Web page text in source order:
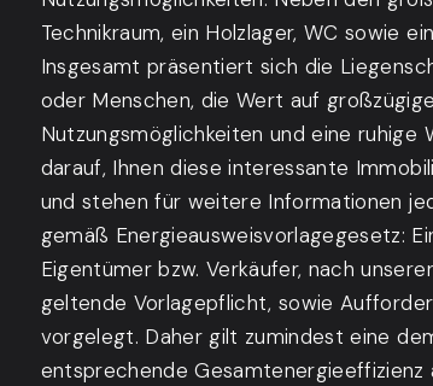
Technikraum, ein Holzlager, WC sowie
Insgesamt präsentiert sich die
oder Menschen, die Wert auf
Nutzungsmöglichkeiten und eine ruhige
darauf, Ihnen diese interessante
und stehen für weitere Informationen
gemäß Energieausweisvorlagegesetz:
Eigentümer bzw. Verkäufer, nach
geltende Vorlagepflicht, sowie
vorgelegt. Daher gilt zumindest eine
entsprechende Gesamtenergieeffizienz